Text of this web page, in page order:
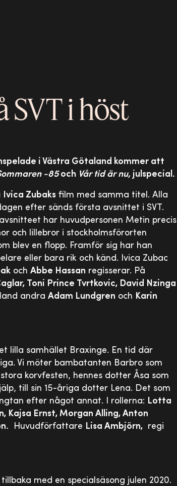
i höst
i Västra Götaland kommer att
-85och Vår tid är nu, julspecial.
Ivica Zubaks film med samma titel. Alla
efter sänds första avsnittet i SVT.
har huvudpersonen Metin precis
och lillebror i stockholmsförorten
blev en flopp. Framför sig har han
eller bara rik och känd. Ivica Zubac
ochAbbe Hassan regisserar. På
Toni Prince Tvrtkovic, David Nzinga
andraAdam Lundgren och Karin
lilla samhället Braxinge. En tid där
Vi möter bambatanten Barbro som
korvfesten, hennes dotter Åsa som
till sin 15-åriga dotter Lena. Det som
efter något annat. I rollerna: Lotta
Kajsa Ernst, Morgan Alling, Anton
Huvudförfattare Lisa Ambjörn, regi
med en specialsäsong julen 2020.